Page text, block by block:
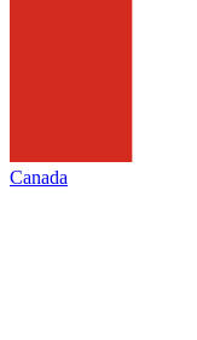
Canada